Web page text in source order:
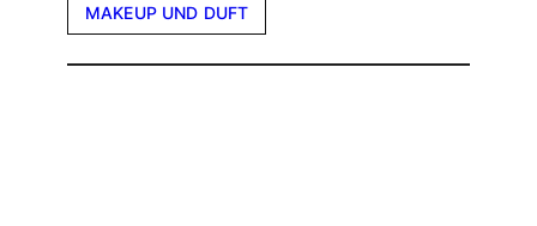
MAKEUP UND DUFT